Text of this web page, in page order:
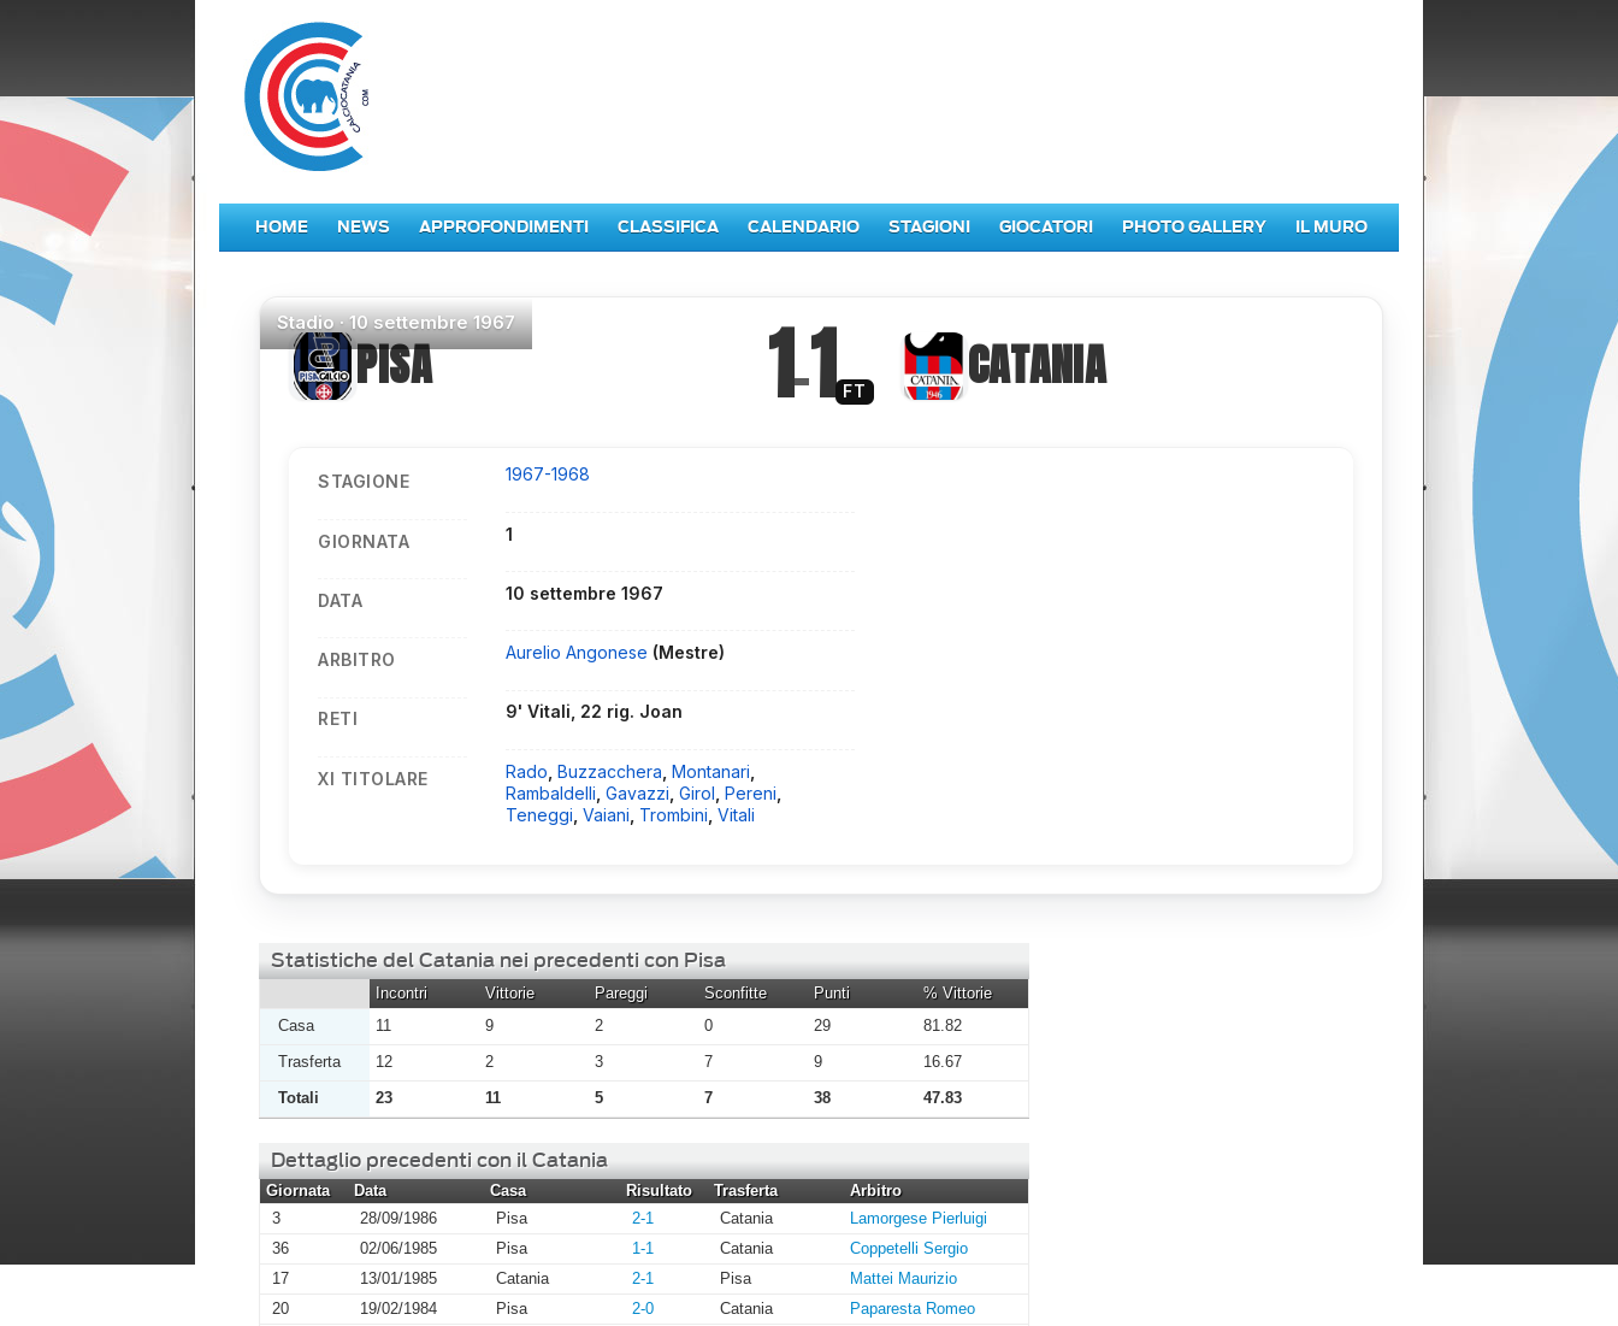
HOME NEWS APPROFONDIMENTI CLASSIFICA CALENDARIO STAGIONI GIOCATORI PHOTO GALLERY IL MURO
Stadio·10 settembre 1967
PISA 1–1 FT CATANIA
STAGIONE 1967-1968
GIORNATA 1
DATA 10 settembre 1967
ARBITRO Aurelio Angonese (Mestre)
RETI 9' Vitali, 22 rig. Joan
XI TITOLARE Rado ,Buzzacchera ,Montanari
Rambaldelli ,Gavazzi ,Girol ,Pereni
Teneggi ,Vaiani Trombini ,Vitali
Statistiche del Catania nei precedenti con Pisa
Incontri Vittorie Pareggi Sconfitte Punti
% Vittorie
Casa
11 9 2 0 29
81.82
Trasferta
12 2 3 7 9
16.67
Totali
23 11 5 7 38 47.83
Dettaglio precedenti con il Catania
Giornata Data Casa Risultato Trasferta
Arbitro
3
28/09/1986 Pisa 2-1 Catania
Lamorgese Pierluigi
36
02/06/1985 Pisa 1-1 Catania
Coppetelli Sergio
17
13/01/1985 Catania 2-1 Pisa
Mattei Maurizio
20
19/02/1984 Pisa 2-0 Catania
Paparesta Romeo